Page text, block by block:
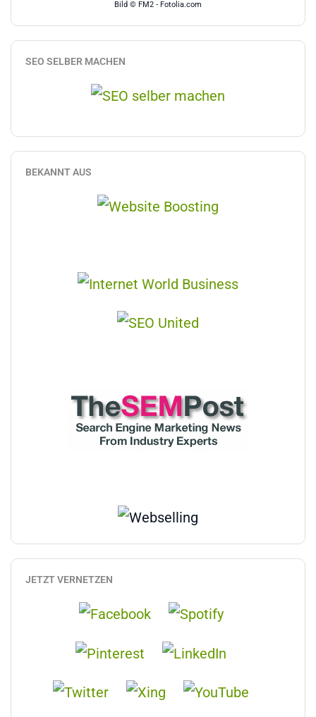
Bild © FM2 - Fotolia.com
SEO SELBER MACHEN
BEKANNT AUS
JETZT VERNETZEN